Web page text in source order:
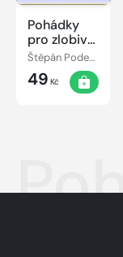
Pohádky
pro zlobivé
strašidýlkoŠtěpán Podešt, ml.
49 Kč